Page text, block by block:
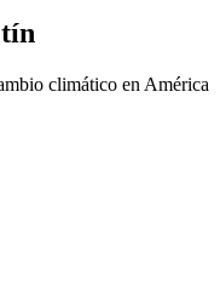
climático en América